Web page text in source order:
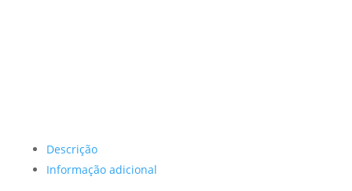
Descrição
Informação adicional